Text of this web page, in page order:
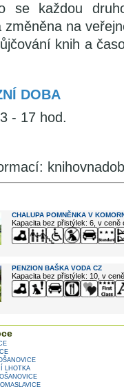
se každou
změněna na
knih a
DOBA
- 17 hod.
CHALUPA POMNĚNKA V
Kapacita bez přistýlek: 6, v ceně
PENZION BAŠKA VODA CZ
Kapacita bez přistýlek: 10, v
LHOTKA